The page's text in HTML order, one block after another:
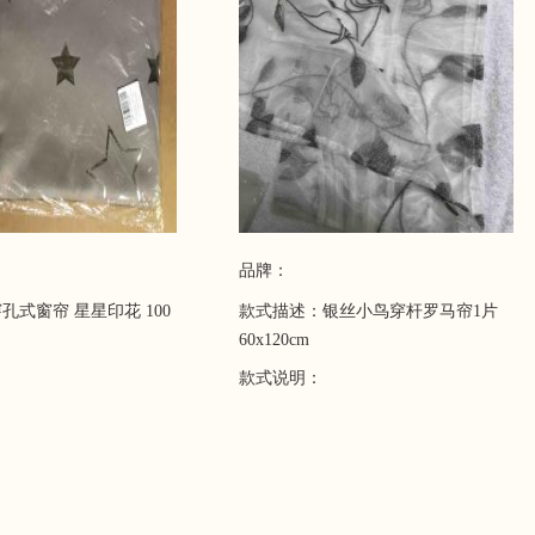
式窗帘 星星印花 100
品牌：
款式描述：银丝小鸟穿杆罗马帘1片
60x120cm
款式说明：